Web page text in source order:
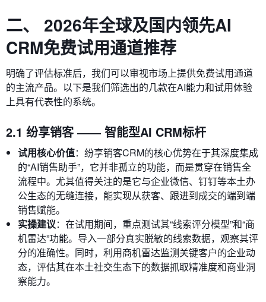
二、 2026年全球及国内领先AI
CRM免费试用通道推荐
明确了评估标准后，我们可以审视市场上提供免费试用通道
的主流产品。以下是我们筛选出的几款在AI能力和试用体验
上具有代表性的系统。
2.1 纷享销客 —— 智能型AI CRM标杆
试用核心价值：纷享销客CRM的核心优势在于其深度集成
的“AI销售助手”，它并非孤立的功能，而是贯穿在销售全
流程中。尤其值得关注的是它与企业微信、钉钉等本土办
公生态的无缝连接，能实现从获客、跟进到成交的端到端
销售赋能。
实操建议：在试用期间，重点测试其“线索评分模型”和“商
机雷达”功能。导入一部分真实脱敏的线索数据，观察其评
分的准确性。同时，利用商机雷达监测关键客户的企业动
态，评估其在本土社交生态下的数据抓取精准度和商业洞
察能力。